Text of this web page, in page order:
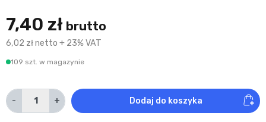
7,40 zł brutto
6,02 zł netto + 23% VAT
109 szt. w magazynie
- + Dodaj do koszyka